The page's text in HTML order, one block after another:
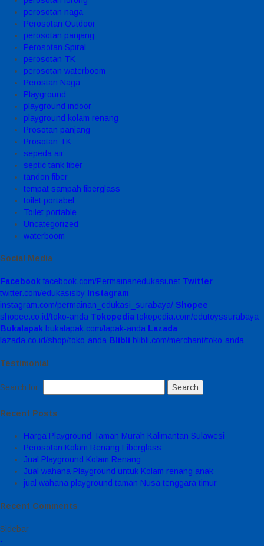
perosotan naga
Perosotan Outdoor
perosotan panjang
Perosotan Spiral
perosotan TK
perosotan waterboom
Perostan Naga
Playground
playground indoor
playground kolam renang
Prosotan panjang
Prosotan TK
sepeda air
septic tank fiber
tandon fiber
tempat sampah fiberglass
toilet portabel
Toilet portable
Uncategorized
waterboom
Social Media
Facebook facebook.com/Permainanedukasi.net Twitter
twitter.com/edukasisby Instagram
instagram.com/permainan_edukasi_surabaya/ Shopee
shopee.co.id/toko-anda Tokopedia tokopedia.com/edutoyssurabaya
Bukalapak bukalapak.com/lapak-anda Lazada
lazada.co.id/shop/toko-anda Blibli blibli.com/merchant/toko-anda
Testimonial
Search for:
Recent Posts
Harga Playground Taman Murah Kalimantan Sulawesi
Perosotan Kolam Renang Fiberglass
Jual Playground Kolam Renang
Jual wahana Playground untuk Kolam renang anak
jual wahana playground taman Nusa tenggara timur
Recent Comments
Sidebar
-